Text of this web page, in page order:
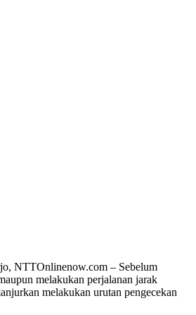
NTTOnlinenow.com – Sebelum
melakukan perjalanan jarak
melakukan urutan pengecekan